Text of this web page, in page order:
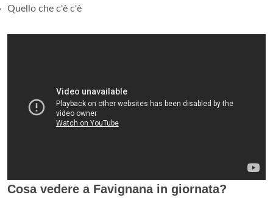
Quello che c'è c'è
Cosa vedere a Favignana in giornata?